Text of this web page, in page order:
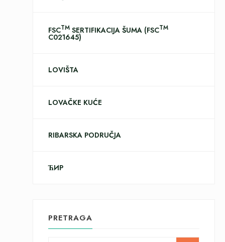
FSCTMSERTIFIKACIJA ŠUMA (FSCTM
C021645)
LOVIŠTA
LOVAČKE KUĆE
RIBARSKA PODRUČJA
ЋИР
PRETRAGA